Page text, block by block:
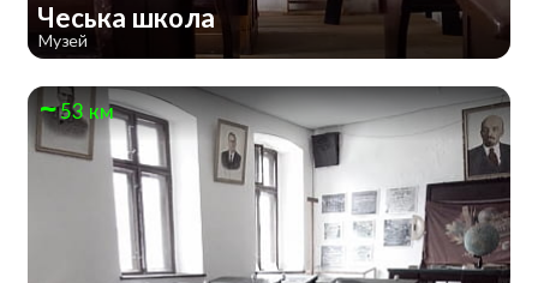
Чеська школа
Музей
53 км